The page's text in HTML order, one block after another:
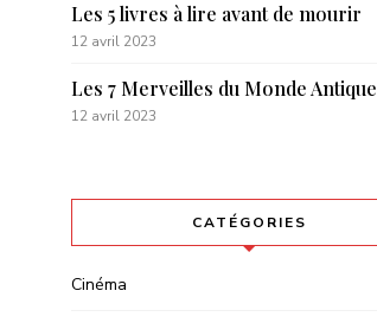
Les 5 livres à lire avant de mourir
12 avril 2023
Les 7 Merveilles du Monde Antique
12 avril 2023
CATÉGORIES
Cinéma